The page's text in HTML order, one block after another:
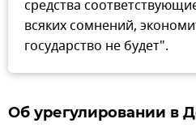
средства
всяких сомнений,
государство не будет".
Об урегулировании в